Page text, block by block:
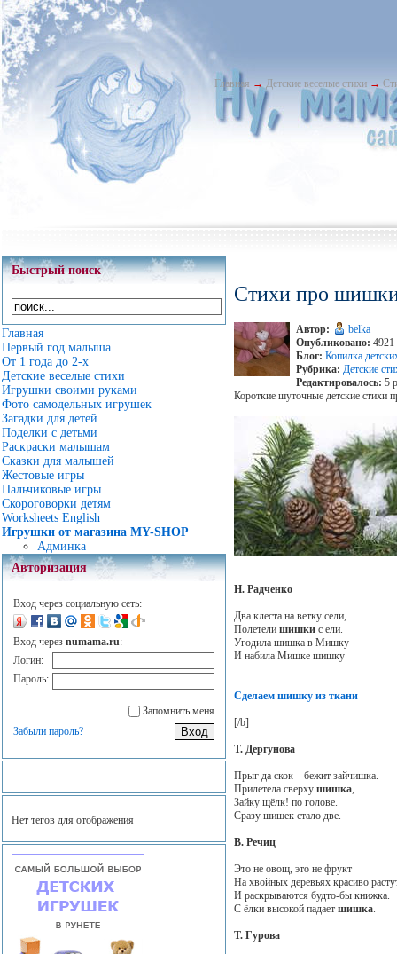
Главная → Детские веселые стихи →
Быстрый поиск
Главная
Первый год малыша
От 1 года до 2-х
Детские веселые стихи
Игрушки своими руками
Фото самодельных игрушек
Загадки для детей
Поделки с детьми
Раскраски малышам
Сказки для малышей
Жестовые игры
Пальчиковые игры
Скороговорки детям
Worksheets English
Игрушки от магазина MY-SHOP
Админка
Авторизация
Вход через социальную сеть:
Вход через numama.ru:
Логин:
Пароль:
Запомнить меня
Забыли пароль?
Нет тегов для отображения
Стихи про
Автор:
belka
Опубликовано: 4921
Блог: Копилка
Рубрика: Детские
Редактировалось: 5
Короткие шуточные детские стихи
Н. Радченко
Два клеста на ветку сели,
Полетели шишкис ели.
Угодила шишка в Мишку
И набила Мишке шишку
Сделаем шишку из ткани
[/b]
Т. Дергунова
Прыг да скок – бежит зайчишка.
Прилетела сверху шишка,
Зайку щёлк! по голове.
Сразу шишек стало две.
В. Речиц
Это не овощ, это не фрукт
На хвойных деревьях красиво
И раскрываются будто-бы книжка.
С ёлки высокой падает шишка.
Т. Гурова